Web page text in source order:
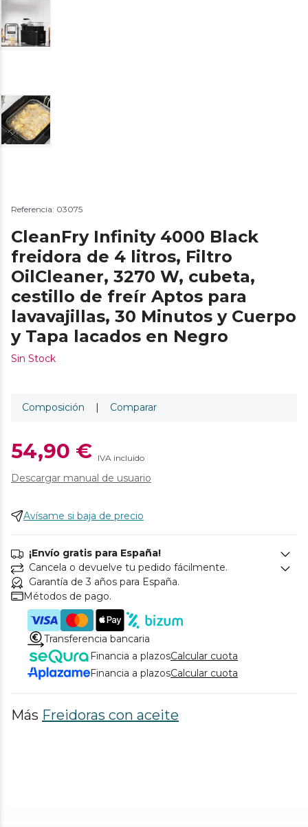
Referencia: 03075
CleanFry Infinity 4000 Black
freidora de 4 litros, Filtro
OilCleaner, 3270 W, cubeta,
cestillo de freír Aptos para
lavavajillas, 30 Minutos y Cuerpo
y Tapa lacados en Negro
Sin Stock
Composición | Comparar
54,90 € IVA incluido
Descargar manual de usuario
Avísame si baja de precio
¡Envío gratis para España!
Cancela o devuelve tu pedido fácilmente.
Garantía de 3 años para España.
Métodos de pago.
Transferencia bancaria
Financia a plazosCalcular cuota
Financia a plazosCalcular cuota
Más Freidoras con aceite